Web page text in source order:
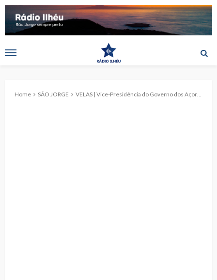
Home SÃO JORGE VELAS | Vice-Presidência do Governo dos Açores promove comemorações do Dia da Europa em São Jorge